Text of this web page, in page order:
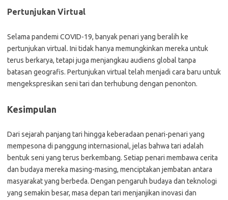
Pertunjukan Virtual
Selama pandemi COVID-19, banyak penari yang beralih ke
pertunjukan virtual. Ini tidak hanya memungkinkan mereka untuk
terus berkarya, tetapi juga menjangkau audiens global tanpa
batasan geografis. Pertunjukan virtual telah menjadi cara baru untuk
mengekspresikan seni tari dan terhubung dengan penonton.
Kesimpulan
Dari sejarah panjang tari hingga keberadaan penari-penari yang
mempesona di panggung internasional, jelas bahwa tari adalah
bentuk seni yang terus berkembang. Setiap penari membawa cerita
dan budaya mereka masing-masing, menciptakan jembatan antara
masyarakat yang berbeda. Dengan pengaruh budaya dan teknologi
yang semakin besar, masa depan tari menjanjikan inovasi dan